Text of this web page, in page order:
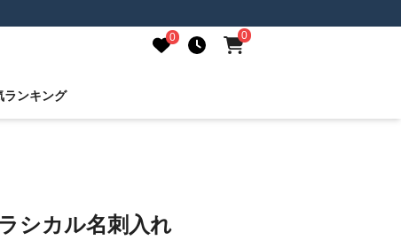
0 0
ランキング
シカル名刺入れ